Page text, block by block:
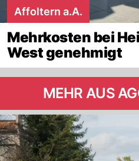
Affoltern a.A.
Mehrkosten bei
West genehmigt
MEHR AUS